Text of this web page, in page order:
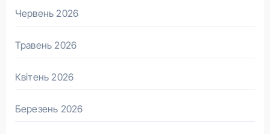
Червень 2026
Травень 2026
Квітень 2026
Березень 2026